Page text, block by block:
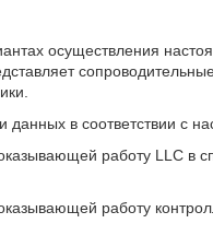
осуществления
данных в соответствии с
работу LLC в
работу